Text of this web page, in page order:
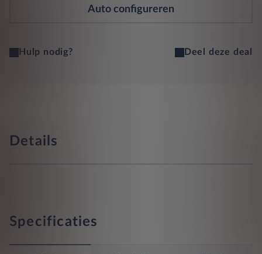
Auto configureren
Hulp nodig? Deel deze deal
Details
Specificaties